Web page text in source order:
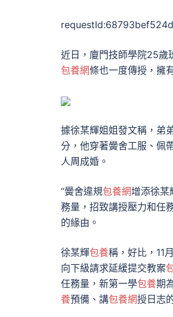
近日，廈門技師學院25歲
包養網條也一度傳授，擁
據徐某輝姐姐發文稱，弟
分，他穿著黌舍工服、佩
人周成婚。
“黌舍違規包養網增添徐某
務量，招致講授壓力和任
的緣由。
徐某輝包養稱，好比，11
向下級請求延緩提交教案
任務量，新第一學包養期
養預備、講包養網授日志